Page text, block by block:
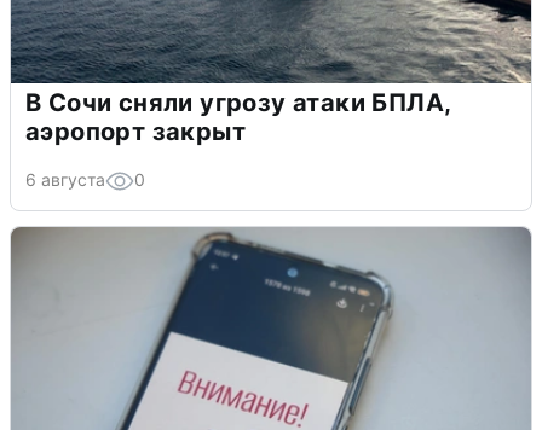
В Сочи сняли угрозу атаки БПЛА,
аэропорт закрыт
6 августа 0